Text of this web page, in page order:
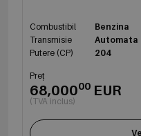
Combustibil
Benzina
Transmisie
Automata
Putere (CP)
204
Preț
68,00000 EUR
(TVA inclus)